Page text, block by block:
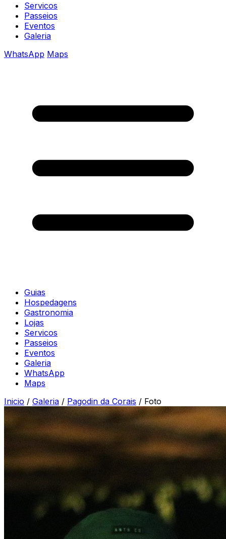
Servicos
Passeios
Eventos
Galeria
WhatsApp Maps
Guias
Hospedagens
Gastronomia
Lojas
Servicos
Passeios
Eventos
Galeria
WhatsApp
Maps
Inicio / Galeria / Pagodin da Corais / Foto